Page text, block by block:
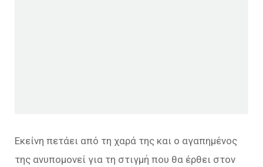
Εκείνη πετάει από τη χαρά της και ο αγαπημένος
της ανυπομονεί για τη στιγμή που θα έρθει στον